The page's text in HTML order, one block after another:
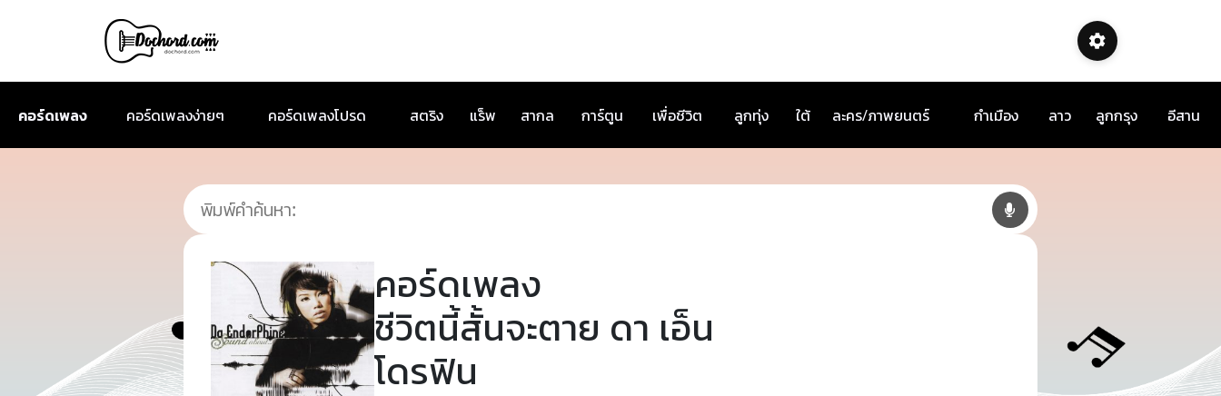
คอร์ดเพลง คอร์ดเพลงง่ายๆ คอร์ดเพลงโปรด สตริง แร็พ สากล การ์ตูน เพื่อชีวิต ลูกทุ่ง ใต้ ละคร/ภาพยนตร์ กำเมือง ลาว ลูกกรุง อีสาน
คอร์ดเพลง
ชีวิตนี้สั้นจะตาย ดา เอ็น
โดรฟิน